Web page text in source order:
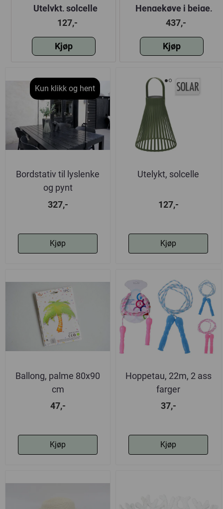
Utelykt, solcelle
127,-
Kjøp
Hengekøye i beige,
200x80 cm
437,-
Kjøp
Kun klikk og hent
Bordstativ til lyslenke
og pynt
327,-
Kjøp
Utelykt, solcelle
127,-
Kjøp
Ballong, palme 80x90
cm
47,-
Kjøp
Hoppetau, 22m, 2 ass
farger
37,-
Kjøp